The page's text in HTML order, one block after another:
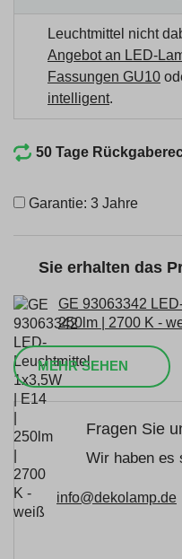
Leuchtmittel nicht
Angebot an LED-
Fassungen GU10
intelligent.
50 Tage
Garantie: 3 Jahre
Sie erhalten das
GE 93063342
250lm | 2700 K -
MEHR SEHEN
Fragen Sie
Wir haben es
info@dekolamp.de